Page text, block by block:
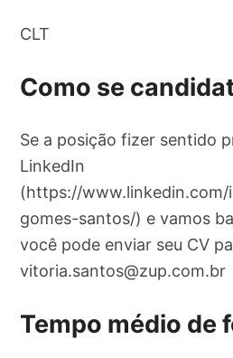
CLT
Como se
Se a posição fizer sentido
LinkedIn
(https://www.linkedin.com/
gomes-santos/) e vamos
você pode enviar seu CV
vitoria.santos@zup.com.br
Tempo médio de